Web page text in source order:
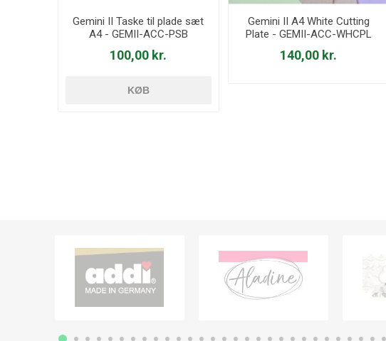
Gemini II Taske til plade sæt
A4 - GEMII-ACC-PSB
100,00 kr.
KØB
Gemini II A4 White Cutting
Plate - GEMII-ACC-WHCPL
140,00 kr.